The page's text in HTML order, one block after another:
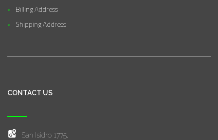
Billing Address
Shipping Address
CONTACT US
San Isidro 1775,